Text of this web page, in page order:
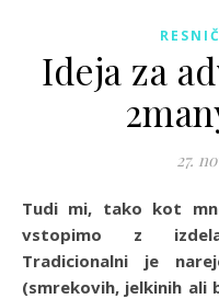
Ideja za
27.
Tudi mi, tako kot mnogi Slovenci, v praznični čas
vstopimo z
Tradicionalni je
(smrekovih, jelkinih ali